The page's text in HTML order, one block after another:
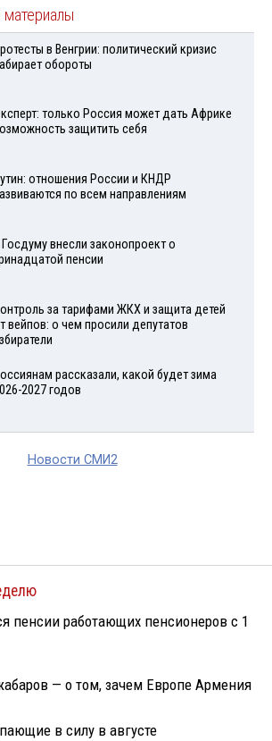
в Венгрии: политический кризис
обороты
только Россия может дать Африке
защитить себя
отношения России и КНДР
по всем направлениям
Госдуму внесли законопроект о
пенсии
за тарифами ЖКХ и защита детей
вейпов: о чем просили депутатов
рассказали, какой будет зима
2027 годов
Новости СМИ2
пенсии работающих пенсионеров с 1
— о том, зачем Европе Армения
в силу в августе